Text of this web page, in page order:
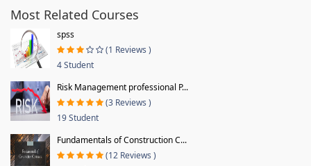
Most Related Courses
spss
(1 Reviews )
4 Student
Risk Management professional P...
(3 Reviews )
19 Student
Fundamentals of Construction C...
(12 Reviews )